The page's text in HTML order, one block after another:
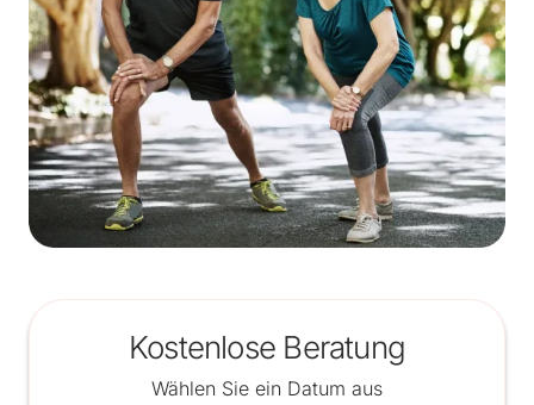
Kostenlose Beratung
Wählen Sie ein Datum aus